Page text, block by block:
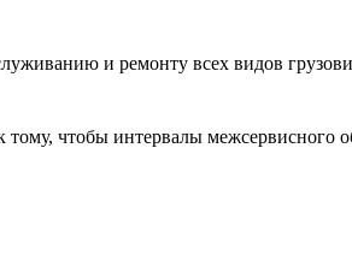
и ремонту всех видов
чтобы интервалы межсервисного